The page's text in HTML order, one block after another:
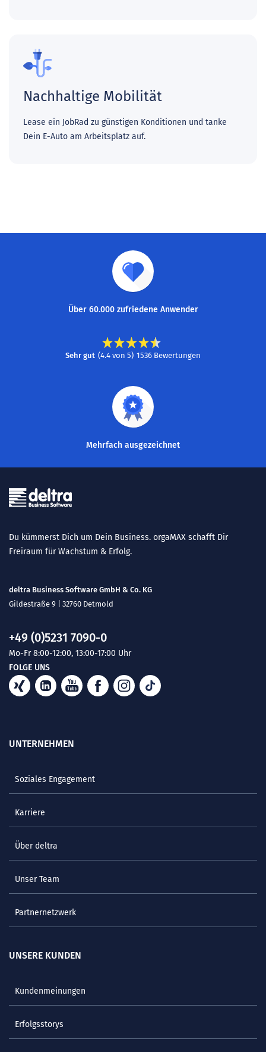
Nachhaltige Mobilität
Lease ein JobRad zu günstigen Konditionen und tanke
Dein E-Auto am Arbeitsplatz auf.
Über 60.000 zufriedene Anwender
Sehr gut (4.4 von 5) 1536 Bewertungen
Mehrfach ausgezeichnet
Du kümmerst Dich um Dein Business. orgaMAX schafft Dir
Freiraum für Wachstum & Erfolg.
deltra Business Software GmbH & Co. KG
Gildestraße 9 | 32760 Detmold
+49 (0)5231 7090-0
Mo-Fr 8:00-12:00, 13:00-17:00 Uhr
FOLGE UNS
UNTERNEHMEN
Soziales Engagement
Karriere
Über deltra
Unser Team
Partnernetzwerk
UNSERE KUNDEN
Kundenmeinungen
Erfolgsstorys